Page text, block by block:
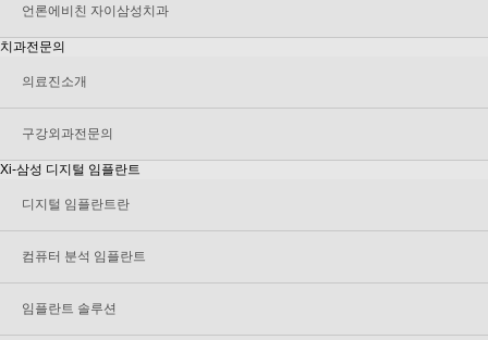
언론에비친 자이삼성치과
치과전문의
의료진소개
구강외과전문의
Xi-삼성 디지털 임플란트
디지털 임플란트란
컴퓨터 분석 임플란트
임플란트 솔루션